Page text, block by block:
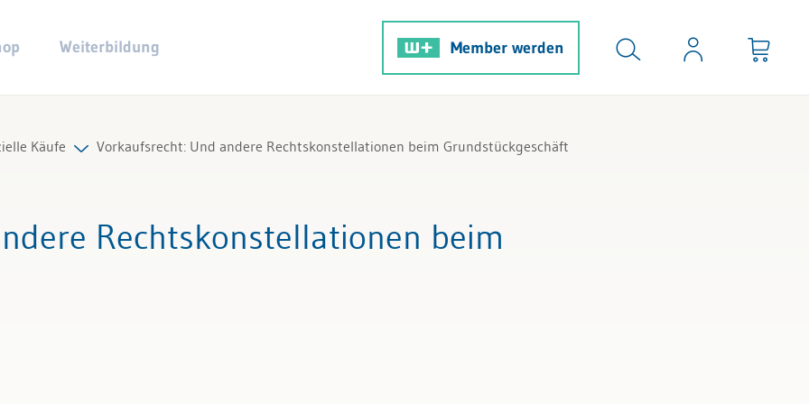
Weiterbildung Member werden
Käufe Vorkaufsrecht: Und andere Rechtskonstellationen beim Grundstückgeschäft
Rechtskonstellationen beim